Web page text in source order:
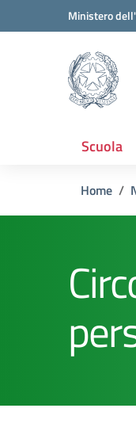
Vai ai contenuti
Vai al menu diMinistero
scuola
Scuola
Home